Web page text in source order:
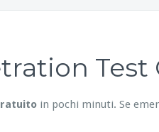
Test
in pochi minuti. Se